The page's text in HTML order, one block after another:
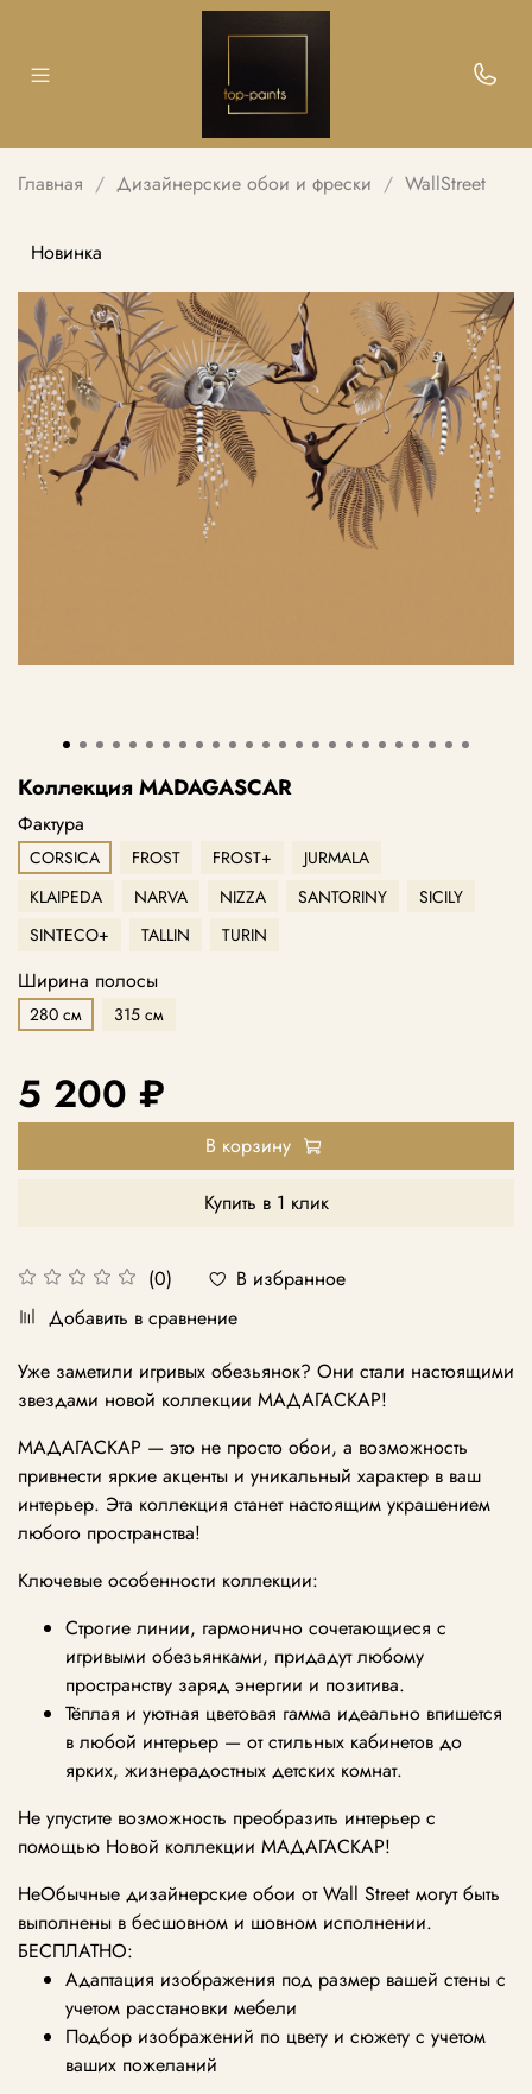
Главная Дизайнерские обои и фрески WallStreet
Новинка
Коллекция MADAGASCAR
(0)
В избранное
Добавить в сравнение
Фактура
CORSICA FROST FROST+
JURMALA
KLAIPEDA
NARVA NIZZA SANTORINY
SICILY
SINTECO+
TALLIN TURIN
Ширина полосы
280 см 315 см
5 200 ₽
В корзину
Купить в 1 клик
Уже заметили игривых обезьянок? Они стали настоящими
звездами новой коллекции МАДАГАСКАР!
МАДАГАСКАР — это не просто обои, а возможность
привнести яркие акценты и уникальный характер в ваш
интерьер. Эта коллекция станет настоящим украшением
любого пространства!
Ключевые особенности коллекции:
Строгие линии, гармонично сочетающиеся с
игривыми обезьянками, придадут любому
пространству заряд энергии и позитива.
Тёплая и уютная цветовая гамма идеально впишется
в любой интерьер — от стильных кабинетов до
ярких, жизнерадостных детских комнат.
Не упустите возможность преобразить интерьер с
помощью Новой коллекции МАДАГАСКАР!
НеОбычные дизайнерские обои от Wall Street могут быть
выполнены в бесшовном и шовном исполнении.
БЕСПЛАТНО:
Адаптация изображения под размер вашей стены с
учетом расстановки мебели
Подбор изображений по цвету и сюжету с учетом
ваших пожеланий